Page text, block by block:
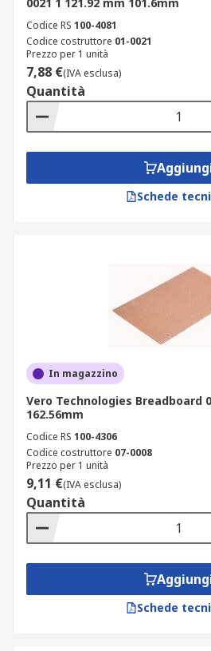
Crea un robusto circuito
collegamenti affidabili.
Facile da usare, le strisce
essere semplicemente
formare circuiti
Nessuna preparazione
dell'uso, ad esempio fili
Elimina la necessità di
Codice RS 100-4081
Codice costruttore 01-0021
Prezzo per 1 unità
7,88 €(IVA esclusa)
Quantità
Schede
In magazzino
Vero Technologies Breadboard
162.56mm
Codice RS 100-4306
Codice costruttore 07-0008
Prezzo per 1 unità
9,11 €(IVA esclusa)
Quantità
Schede